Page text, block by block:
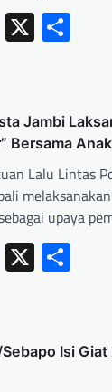
Email
X
Jambi
Bersama
Lalu Lintas
upaya
Email
X
Isi